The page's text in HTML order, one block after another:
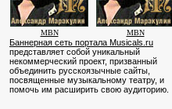
MBN MBN
Баннерная сеть портала Musicals.ru
представляет собой уникальный
некоммерческий проект, призванный
объединить русскоязычные сайты,
посвященные музыкальному театру, и
помочь им расширить свою аудиторию.